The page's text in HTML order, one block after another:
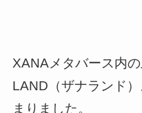
XANAメタバース内
LAND（ザナランド
まりました。